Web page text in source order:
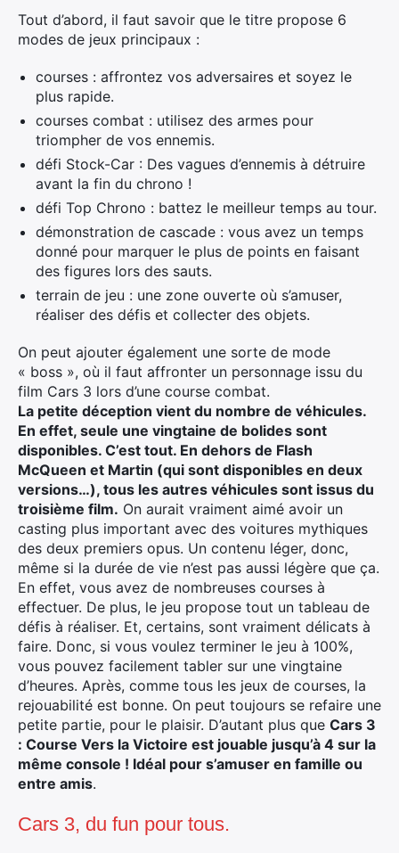
Tout d’abord, il faut savoir que le titre propose 6
modes de jeux principaux :
courses : affrontez vos adversaires et soyez le
plus rapide.
courses combat : utilisez des armes pour
triompher de vos ennemis.
défi Stock-Car : Des vagues d’ennemis à détruire
avant la fin du chrono !
défi Top Chrono : battez le meilleur temps au tour.
démonstration de cascade : vous avez un temps
donné pour marquer le plus de points en faisant
des figures lors des sauts.
terrain de jeu : une zone ouverte où s’amuser,
réaliser des défis et collecter des objets.
On peut ajouter également une sorte de mode
« boss », où il faut affronter un personnage issu du
film Cars 3 lors d’une course combat.
La petite déception vient du nombre de véhicules.
En effet, seule une vingtaine de bolides sont
disponibles. C’est tout. En dehors de Flash
McQueen et Martin (qui sont disponibles en deux
versions…), tous les autres véhicules sont issus du
troisième film. On aurait vraiment aimé avoir un
casting plus important avec des voitures mythiques
des deux premiers opus. Un contenu léger, donc,
même si la durée de vie n’est pas aussi légère que ça.
En effet, vous avez de nombreuses courses à
effectuer. De plus, le jeu propose tout un tableau de
défis à réaliser. Et, certains, sont vraiment délicats à
faire. Donc, si vous voulez terminer le jeu à 100%,
vous pouvez facilement tabler sur une vingtaine
d’heures. Après, comme tous les jeux de courses, la
rejouabilité est bonne. On peut toujours se refaire une
petite partie, pour le plaisir. D’autant plus que Cars 3
: Course Vers la Victoire est jouable jusqu’à 4 sur la
même console ! Idéal pour s’amuser en famille ou
entre amis.
Cars 3, du fun pour tous.